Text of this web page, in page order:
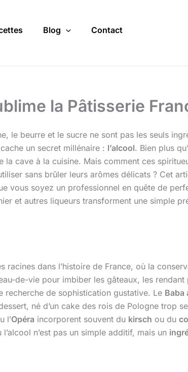
Blog Contact
la Pâtisserie
le beurre et le sucre ne sont pas les seuls
un secret millénaire : l’alcool. Bien plus
cave à la cuisine. Mais comment ces
sans brûler leurs arômes délicats ? Cet
vous soyez un professionnel en quête de
et autres liqueurs transforment une simple
racines dans l’histoire de France, où la
de-vie pour imbiber les gâteaux, les
recherche de sophistication gustative. Le Baba
né d’un cake des rois de Pologne trop
l’Opéra incorporent souvent du kirsch ou du
n’est pas un simple additif, mais un